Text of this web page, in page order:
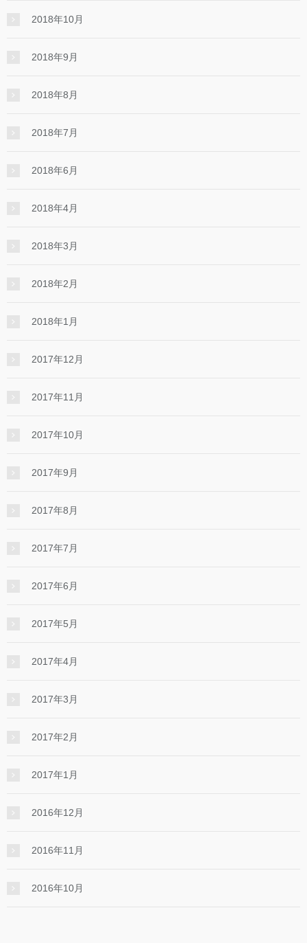
2018年10月
2018年9月
2018年8月
2018年7月
2018年6月
2018年4月
2018年3月
2018年2月
2018年1月
2017年12月
2017年11月
2017年10月
2017年9月
2017年8月
2017年7月
2017年6月
2017年5月
2017年4月
2017年3月
2017年2月
2017年1月
2016年12月
2016年11月
2016年10月